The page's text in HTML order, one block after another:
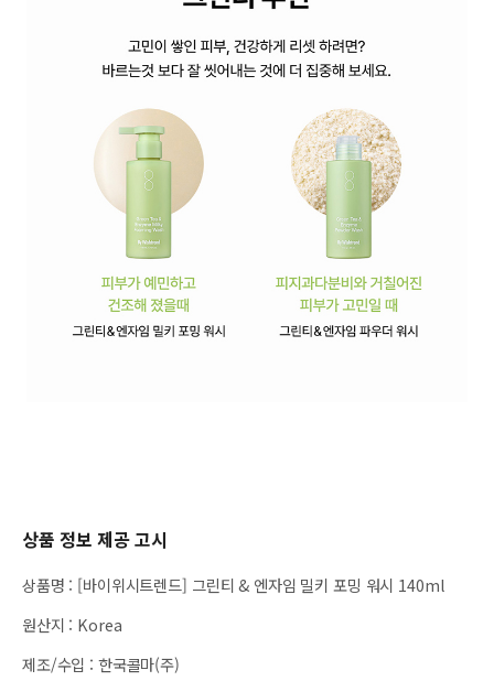
상품 정보 제공 고시
상품명 : [바이위시트렌드] 그린티 & 엔자임 밀키 포밍 워시 140ml
원산지 : Korea
제조/수입 : 한국콜마(주)